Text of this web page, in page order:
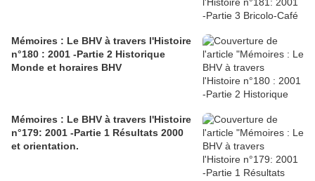
Mémoires : Le BHV à travers l'Histoire
n°180 : 2001 -Partie 2 Historique
Monde et horaires BHV
Mémoires : Le BHV à travers l'Histoire
n°179: 2001 -Partie 1 Résultats 2000
et orientation.